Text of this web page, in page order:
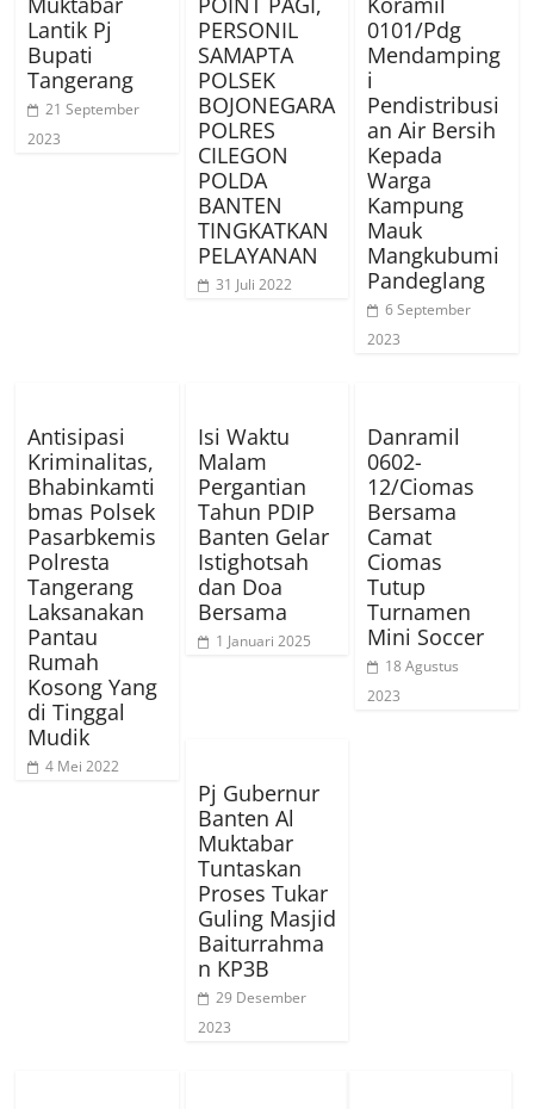
Lantik Pj
Bupati
Tangerang
21 September
2023
PERSONIL
SAMAPTA
POLSEK
BOJONEGARA
POLRES
CILEGON
POLDA
BANTEN
TINGKATKAN
PELAYANAN
31 Juli 2022
0101/Pdg
Mendamping
i
Pendistribusi
an Air Bersih
Kepada
Warga
Kampung
Mauk
Mangkubumi
Pandeglang
6 September
2023
Antisipasi
Kriminalitas,
Bhabinkamti
bmas Polsek
Pasarbkemis
Polresta
Tangerang
Laksanakan
Pantau
Rumah
Kosong Yang
di Tinggal
Mudik
4 Mei 2022
Isi Waktu
Malam
Pergantian
Tahun PDIP
Banten Gelar
Istighotsah
dan Doa
Bersama
1 Januari 2025
Danramil
0602-
12/Ciomas
Bersama
Camat
Ciomas
Tutup
Turnamen
Mini Soccer
18 Agustus
2023
Pj Gubernur
Banten Al
Muktabar
Tuntaskan
Proses Tukar
Guling Masjid
Baiturrahma
n KP3B
29 Desember
2023